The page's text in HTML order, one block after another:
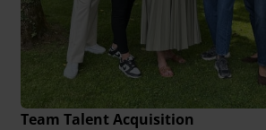
Team Talent Acquisition